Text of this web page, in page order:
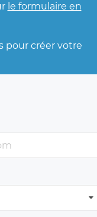
le formulaire en
pour créer votre